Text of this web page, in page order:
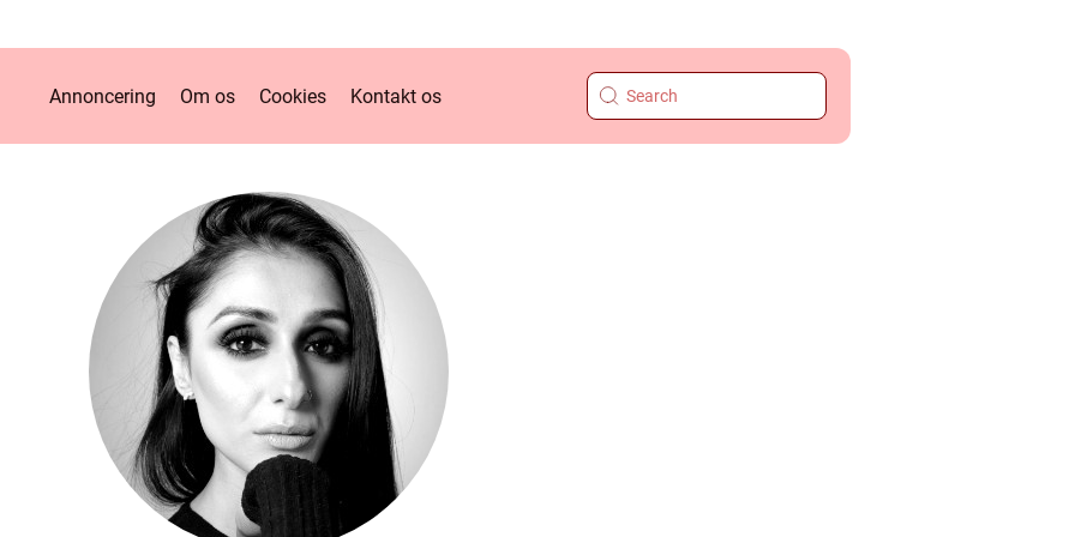
Annoncering Om os Cookies Kontakt os